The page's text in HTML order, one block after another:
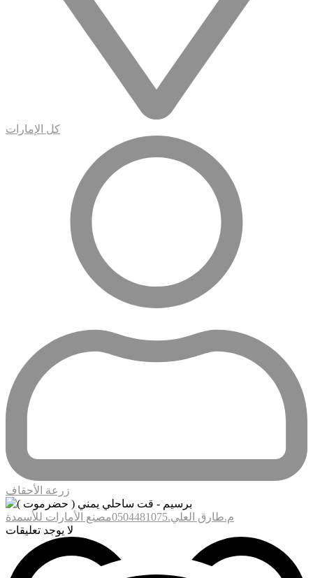
كل الإمارات
زرعة الأحقاف
م.طارق العلي.0504481075مصنع الأمارات للأسمدة
لا يوجد تعليقات